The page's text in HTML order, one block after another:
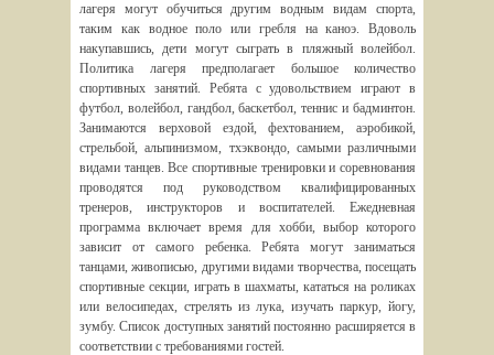
лагеря могут обучиться другим водным видам спорта,
таким как водное поло или гребля на каноэ. Вдоволь
накупавшись, дети могут сыграть в пляжный волейбол.
Политика лагеря предполагает большое количество
спортивных занятий. Ребята с удовольствием играют в
футбол, волейбол, гандбол, баскетбол, теннис и бадминтон.
Занимаются верховой ездой, фехтованием, аэробикой,
стрельбой, альпинизмом, тхэквондо, самыми различными
видами танцев. Все спортивные тренировки и соревнования
проводятся под руководством квалифицированных
тренеров, инструкторов и воспитателей. Ежедневная
программа включает время для хобби, выбор которого
зависит от самого ребенка. Ребята могут заниматься
танцами, живописью, другими видами творчества, посещать
спортивные секции, играть в шахматы, кататься на роликах
или велосипедах, стрелять из лука, изучать паркур, йогу,
зумбу. Список доступных занятий постоянно расширяется в
соответствии с требованиями гостей.